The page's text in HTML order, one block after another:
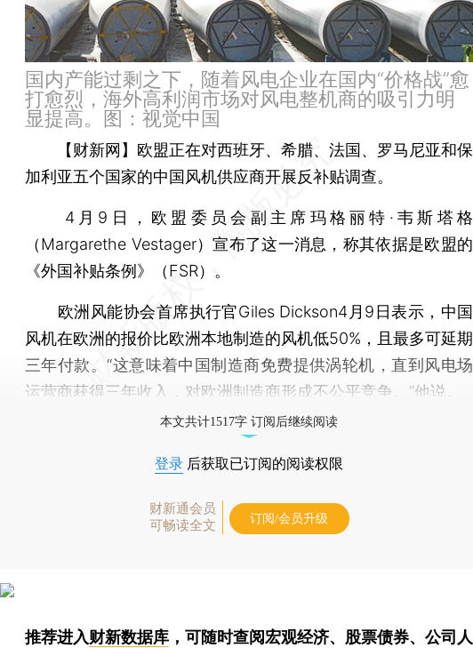
国内产能过剩之下，随着风电企业在国内“价格战”愈
打愈烈，海外高利润市场对风电整机商的吸引力明
显提高。图：视觉中国
【财新网】 欧盟正在对西班牙、希腊、法国、罗马尼亚和保
加利亚五个国家的中国风机供应商开展反补贴调查。
4月9日，欧盟委员会副主席玛格丽特·韦斯塔格
（Margarethe Vestager）宣布了这一消息，称其依据是欧盟的
《外国补贴条例》（FSR）。
欧洲风能协会首席执行官Giles Dickson4月9日表示，中国
风机在欧洲的报价比欧洲本地制造的风机低50%，且最多可延期
三年付款。“这意味着中国制造商免费提供涡轮机，直到风电场
运营商获得三年收入，对欧洲制造商形成不公平竞争。”他说。
本文共计1517字 订阅后继续阅读
登录 后获取已订阅的阅读权限
财新通会员
可畅读全文
订阅/会员升级
推荐进入财新数据库 ，可随时查阅宏观经济、股票债券、公司人